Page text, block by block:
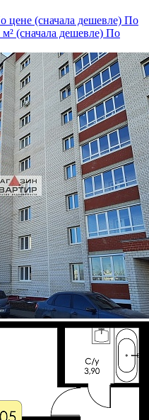
цене (сначала дешевле) По
(сначала дешевле) По